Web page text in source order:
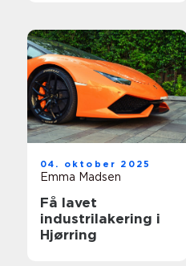
04. oktober 2025
Emma Madsen
Få lavet
industrilakering i
Hjørring